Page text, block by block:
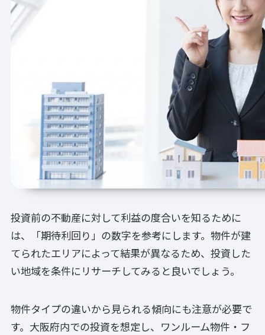
投資前の不動産に対して利益の度合いを知るために
は、「期待利回り」の数字を参考にします。物件が建
てられたエリアによって結果が異なるため、投資した
い地域を条件にリサーチしてみると良いでしょう。
物件タイプの違いから見られる傾向にも注意が必要で
す。大阪府内での投資を想定し、ワンルーム物件・フ